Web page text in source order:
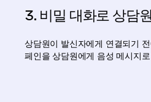
3. 비밀 대화로 상담
상담원이 발신자에게 연결되기
페인을 상담원에게 음성 메시지